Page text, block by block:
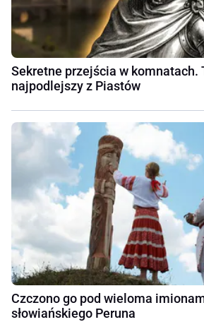
Sekretne przejścia w komnatach.
najpodlejszy z Piastów
Czczono go pod wieloma
słowiańskiego Peruna